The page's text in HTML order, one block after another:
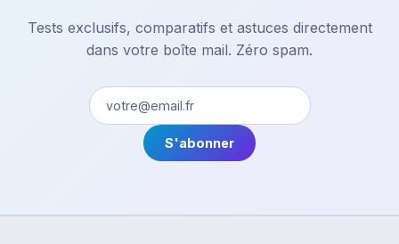
Tests exclusifs, comparatifs et astuces directement
dans votre boîte mail. Zéro spam.
S'abonner